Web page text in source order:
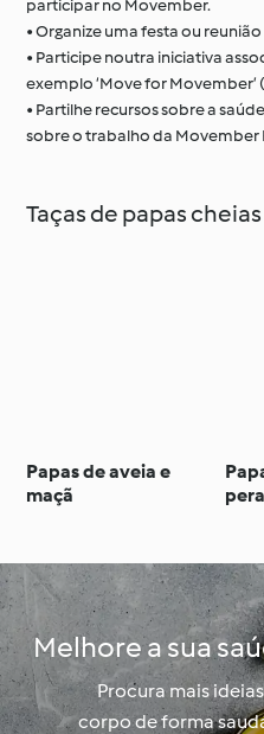
participar no Movember.
• Organize uma festa ou
• Participe noutra iniciativa
exemplo ‘Move for
• Partilhe recursos sobre a
sobre o trabalho da
Taças de papas
Papas de aveia e
maçã
pera
Melhore a sua
Procura mais
corpo de forma